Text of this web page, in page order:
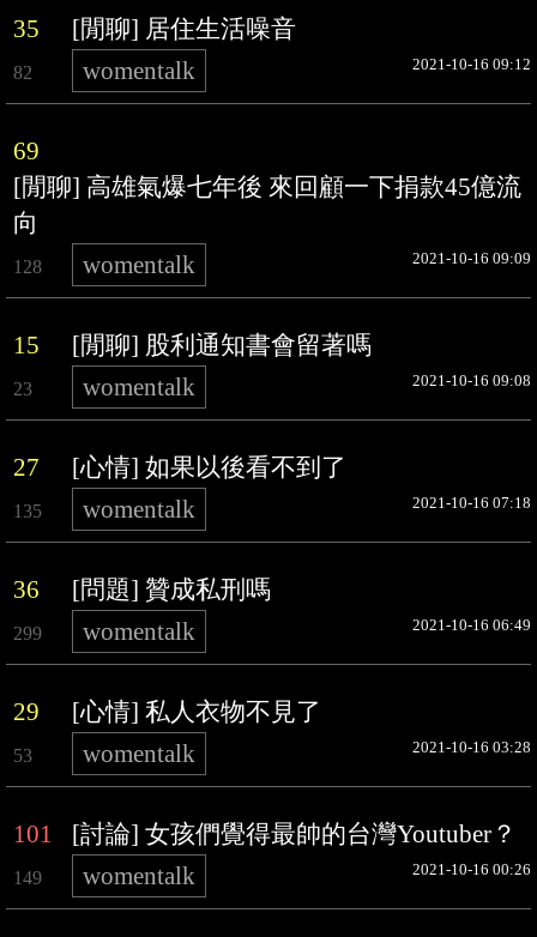
35 [閒聊] 居住生活噪音
82 womentalk 2021-10-16 09:12
69
[閒聊] 高雄氣爆七年後 來回顧一下捐款45億流
向
128 womentalk 2021-10-16 09:09
15 [閒聊] 股利通知書會留著嗎
23 womentalk 2021-10-16 09:08
27 [心情] 如果以後看不到了
135 womentalk 2021-10-16 07:18
36 [問題] 贊成私刑嗎
299 womentalk 2021-10-16 06:49
29 [心情] 私人衣物不見了
53 womentalk 2021-10-16 03:28
101 [討論] 女孩們覺得最帥的台灣Youtuber？
149 womentalk 2021-10-16 00:26